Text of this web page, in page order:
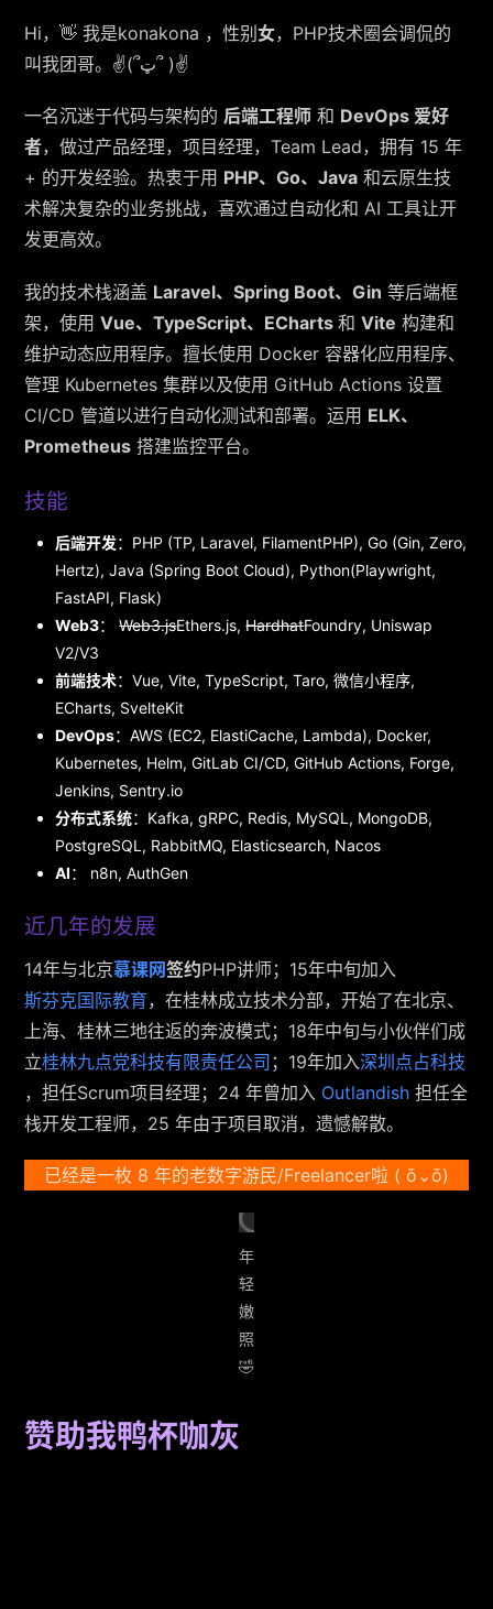
Hi，👋 我是konakona ，性别女，PHP技术圈会调侃的
叫我团哥。✌(՞ټ՞ )✌
一名沉迷于代码与架构的后端工程师 和 DevOps 爱好
者，做过产品经理，项目经理，Team Lead，拥有 15 年
+ 的开发经验。热衷于用 PHP、Go、Java 和云原生技
术解决复杂的业务挑战，喜欢通过自动化和 AI 工具让开
发更高效。
我的技术栈涵盖 Laravel、Spring Boot、Gin 等后端框
架，使用Vue、TypeScript、ECharts和Vite 构建和
维护动态应用程序。擅长使用 Docker 容器化应用程序、
管理 Kubernetes 集群以及使用 GitHub Actions 设置
CI/CD 管道以进行自动化测试和部署。运用 ELK、
Prometheus 搭建监控平台。
技能
后端开发：PHP (TP, Laravel, FilamentPHP), Go (Gin, Zero,
Hertz), Java (Spring Boot Cloud), Python(Playwright,
FastAPI, Flask)
Web3：Web3.jsEthers.js,HardhatFoundry, Uniswap
V2/V3
前端技术：Vue, Vite, TypeScript, Taro, 微信小程序,
ECharts, SvelteKit
DevOps：AWS (EC2, ElastiCache, Lambda), Docker,
Kubernetes, Helm, GitLab CI/CD, GitHub Actions, Forge,
Jenkins, Sentry.io
分布式系统：Kafka, gRPC, Redis, MySQL, MongoDB,
PostgreSQL, RabbitMQ, Elasticsearch, Nacos
AI： n8n, AuthGen
近几年的发展
14年与北京慕课网签约PHP讲师；15年中旬加入
斯芬克国际教育，在桂林成立技术分部，开始了在北京、
上海、桂林三地往返的奔波模式；18年中旬与小伙伴们成
立桂林九点党科技有限责任公司 ；19年加入深圳点占科技
，担任Scrum项目经理；24 年曾加入 Outlandish 担任全
栈开发工程师，25 年由于项目取消，遗憾解散。
已经是一枚 8 年的老数字游民/Freelancer啦 ( ō⌄ō)
年
轻
嫩
照
🤣
赞助我鸭杯咖灰